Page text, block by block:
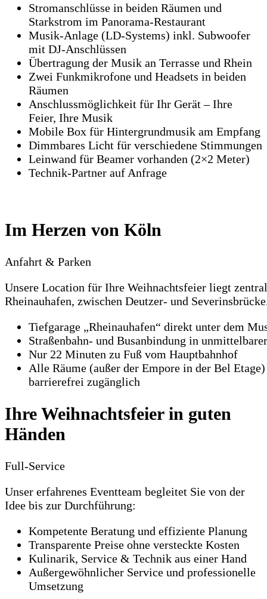
Stromanschlüsse in beiden Räumen und
Starkstrom im Panorama-Restaurant
Musik-Anlage (LD-Systems) inkl. Subwoofer
mit DJ-Anschlüssen
Übertragung der Musik an Terrasse und Rhein
Zwei Funkmikrofone und Headsets in beiden
Räumen
Anschlussmöglichkeit für Ihr Gerät – Ihre
Feier, Ihre Musik
Mobile Box für Hintergrundmusik am Empfang
Dimmbares Licht für verschiedene Stimmungen
Leinwand für Beamer vorhanden (2×2 Meter)
Technik-Partner auf Anfrage
Im Herzen von Köln
Anfahrt & Parken
Unsere Location für Ihre Weihnachtsfeier liegt
Rheinauhafen, zwischen Deutzer- und
Tiefgarage „Rheinauhafen“ direkt unter dem
Straßenbahn- und Busanbindung in
Nur 22 Minuten zu Fuß vom Hauptbahnhof
Alle Räume (außer der Empore in der Bel
barrierefrei zugänglich
Ihre Weihnachtsfeier in guten
Händen
Full-Service
Unser erfahrenes Eventteam begleitet Sie von der
Idee bis zur Durchführung:
Kompetente Beratung und effiziente Planung
Transparente Preise ohne versteckte Kosten
Kulinarik, Service & Technik aus einer Hand
Außergewöhnlicher Service und professionelle
Umsetzung